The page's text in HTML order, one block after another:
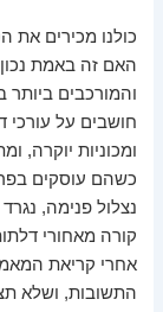
כולנו מכירים את
האם זה באמת
והמורכבים
חושבים על עורכי
ומכוניות יוקרה,
כשהם עוסקים
נצלול פנימה,
קורה מאחורי
אחרי קריאת
התשובות, ושלא